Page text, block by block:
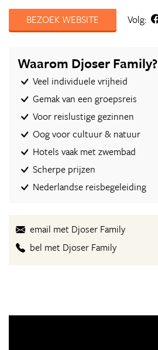
BEZOEK WEBSITE
Volg:
Waarom Djoser Family?
Veel individuele vrijheid
Gemak van een groepsreis
Voor reislustige gezinnen
Oog voor cultuur & natuur
Hotels vaak met zwembad
Scherpe prijzen
Nederlandse reisbegeleiding
email met Djoser Family
bel met Djoser Family